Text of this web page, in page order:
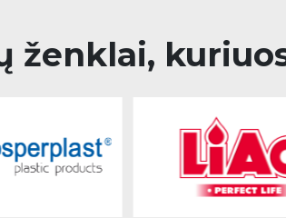
ženklai,